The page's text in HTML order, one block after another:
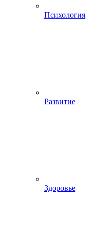
Психология
Развитие
Здоровье